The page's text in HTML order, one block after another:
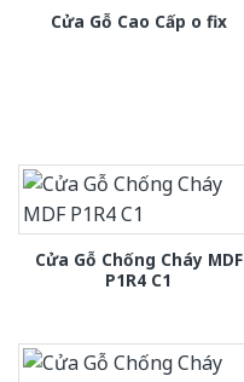
Cửa Gỗ Cao Cấp o fix
Cửa Gỗ Chống Cháy MDF
P1R4 C1